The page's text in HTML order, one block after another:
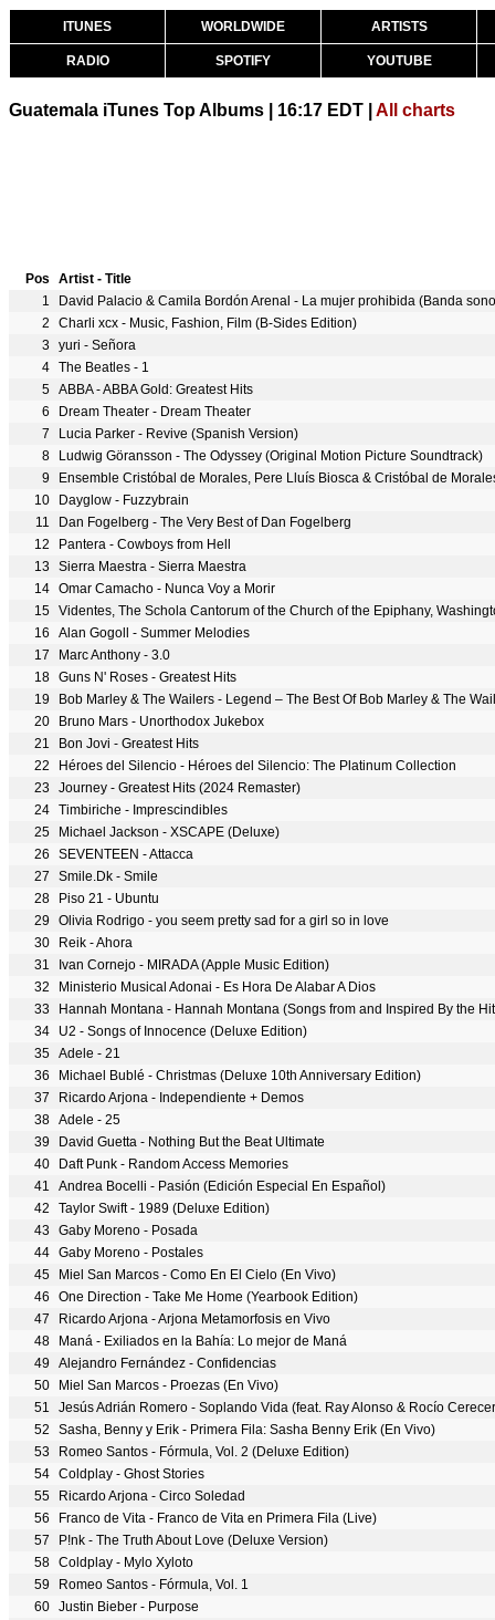
ITUNES WORLDWIDE ARTISTS
RADIO SPOTIFY YOUTUBE
Guatemala iTunes Top Albums | 16:17 EDT | All charts
Pos
Artist - Title
1
David Palacio & Camila Bordón Arenal - La mujer prohibida (Banda
2
Charli xcx - Music, Fashion, Film (B-Sides Edition)
3
yuri - Señora
4 The Beatles - 1
5 ABBA - ABBA Gold: Greatest Hits
6
Dream Theater - Dream Theater
7
Lucia Parker - Revive (Spanish Version)
8
Ludwig Göransson - The Odyssey (Original Motion Picture Soundtrack)
9
Ensemble Cristóbal de Morales, Pere Lluís Biosca & Cristóbal de
10
Dayglow - Fuzzybrain
11
Dan Fogelberg - The Very Best of Dan Fogelberg
12
Pantera - Cowboys from Hell
13
Sierra Maestra - Sierra Maestra
14 Omar Camacho - Nunca Voy a Morir
15
16
Alan Gogoll - Summer Melodies
17
Marc Anthony - 3.0
18 Guns N' Roses - Greatest Hits
19
Bob Marley & The Wailers - Legend – The Best Of Bob Marley & The
20
Bruno Mars - Unorthodox Jukebox
21
Bon Jovi - Greatest Hits
22
Héroes del Silencio - Héroes del Silencio: The Platinum Collection
23
Journey - Greatest Hits (2024 Remaster)
24 Timbiriche - Imprescindibles
25
Michael Jackson - XSCAPE (Deluxe)
26
SEVENTEEN - Attacca
27
Smile.Dk - Smile
28
Piso 21 - Ubuntu
29
Olivia Rodrigo - you seem pretty sad for a girl so in love
30
Reik - Ahora
31
Ivan Cornejo - MIRADA (Apple Music Edition)
32
Ministerio Musical Adonai - Es Hora De Alabar A Dios
33
Hannah Montana - Hannah Montana (Songs from and Inspired By the
34
U2 - Songs of Innocence (Deluxe Edition)
35 Adele - 21
36
Michael Bublé - Christmas (Deluxe 10th Anniversary Edition)
37
Ricardo Arjona - Independiente + Demos
38 Adele - 25
39
David Guetta - Nothing But the Beat Ultimate
40
Daft Punk - Random Access Memories
41
Andrea Bocelli - Pasión (Edición Especial En Español)
42
Taylor Swift - 1989 (Deluxe Edition)
43
Gaby Moreno - Posada
44 Gaby Moreno - Postales
45
Miel San Marcos - Como En El Cielo (En Vivo)
46
One Direction - Take Me Home (Yearbook Edition)
47
Ricardo Arjona - Arjona Metamorfosis en Vivo
48
Maná - Exiliados en la Bahía: Lo mejor de Maná
49
Alejandro Fernández - Confidencias
50
Miel San Marcos - Proezas (En Vivo)
51
Jesús Adrián Romero - Soplando Vida (feat. Ray Alonso & Rocío
52
Sasha, Benny y Erik - Primera Fila: Sasha Benny Erik (En Vivo)
53
Romeo Santos - Fórmula, Vol. 2 (Deluxe Edition)
54 Coldplay - Ghost Stories
55
Ricardo Arjona - Circo Soledad
56
Franco de Vita - Franco de Vita en Primera Fila (Live)
57
P!nk - The Truth About Love (Deluxe Version)
58 Coldplay - Mylo Xyloto
59
Romeo Santos - Fórmula, Vol. 1
60 Justin Bieber - Purpose